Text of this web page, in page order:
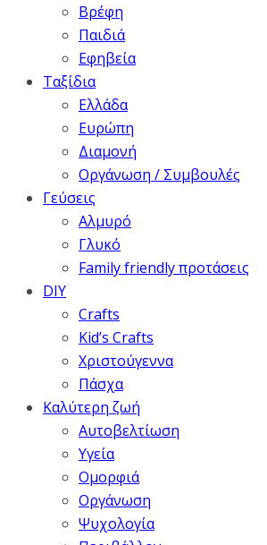
Βρέφη
Παιδιά
Εφηβεία
Ταξίδια
Ελλάδα
Ευρώπη
Διαμονή
Οργάνωση / Συμβουλές
Γεύσεις
Αλμυρό
Γλυκό
Family friendly προτάσεις
DIY
Crafts
Kid’s Crafts
Χριστούγεννα
Πάσχα
Καλύτερη ζωή
Αυτοβελτίωση
Υγεία
Ομορφιά
Οργάνωση
Ψυχολογία